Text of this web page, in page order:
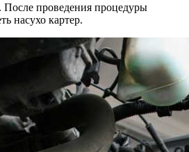
После проведения процедуры
насухо картер.